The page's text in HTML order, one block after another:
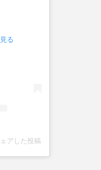
る
アした投稿